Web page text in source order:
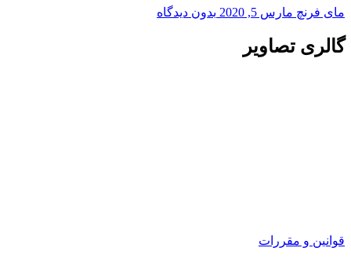
مای فرنچ مارس 5, 2020 بدون دیدگاه
گالری تصاویر
قوانین و مقررات